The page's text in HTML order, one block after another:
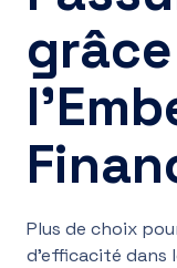
Contacts
Accès
Plus de choix
d’efficacité